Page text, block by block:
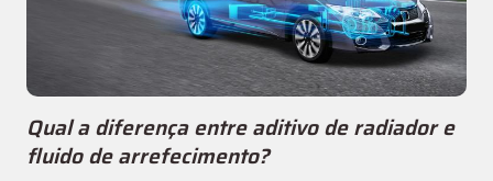
Qual a diferença entre aditivo de radiador e
fluido de arrefecimento?